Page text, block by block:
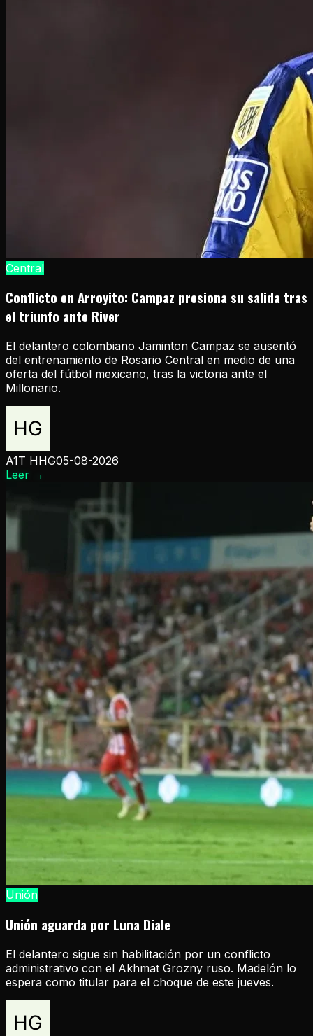
Central
Conflicto en Arroyito: Campaz presiona su salida tras
el triunfo ante River
El delantero colombiano Jaminton Campaz se ausentó
del entrenamiento de Rosario Central en medio de una
oferta del fútbol mexicano, tras la victoria ante el
Millonario.
A1T HHG05-08-2026
Leer →
Unión
Unión aguarda por Luna Diale
El delantero sigue sin habilitación por un conflicto
administrativo con el Akhmat Grozny ruso. Madelón lo
espera como titular para el choque de este jueves.